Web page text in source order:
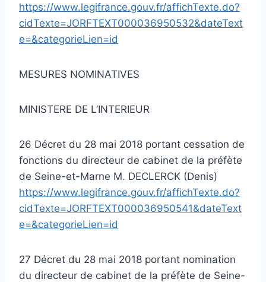
https://www.legifrance.gouv.fr/affichTexte.do?
cidTexte=JORFTEXT000036950532&dateText
e=&categorieLien=id
MESURES NOMINATIVES
MINISTERE DE L’INTERIEUR
26 Décret du 28 mai 2018 portant cessation de
fonctions du directeur de cabinet de la préfète
de Seine-et-Marne M. DECLERCK (Denis)
https://www.legifrance.gouv.fr/affichTexte.do?
cidTexte=JORFTEXT000036950541&dateText
e=&categorieLien=id
27 Décret du 28 mai 2018 portant nomination
du directeur de cabinet de la préfète de Seine-